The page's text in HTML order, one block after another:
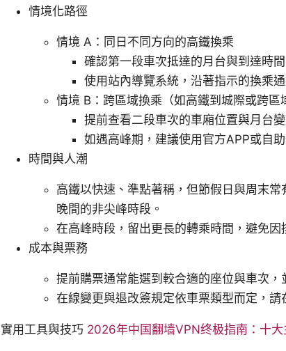
情境化路徑
情境 A：同日不同方向的高鐵換乘
確認第一段車次抵達的月台與到達時
使用站內導覽系統，沿著指示的換乘
情境 B：跨區域換乘（如高鐵到城際或跨區
提前查看二段車次的車廂位置與月台變
如遇高峰期，建議使用官方APP或自
時間與人潮
高鐵以快速、準點著稱，但節假日與周末
晚間的非尖峰時段。
在高峰時段，留出更長的轉乘時間，避免因
成本與票務
提前購票通常能選到較合適的座位與車次，
在線變更與退改簽規定依車票類型而定，請
實用工具與技巧 2026年中国翻墙VPN终极指南：十